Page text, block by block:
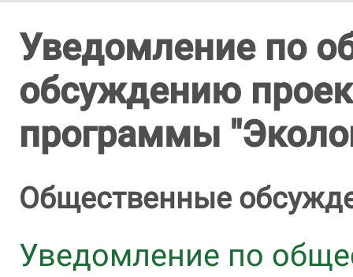
Уведомление по
обсуждению
программы
Общественные
Уведомление по